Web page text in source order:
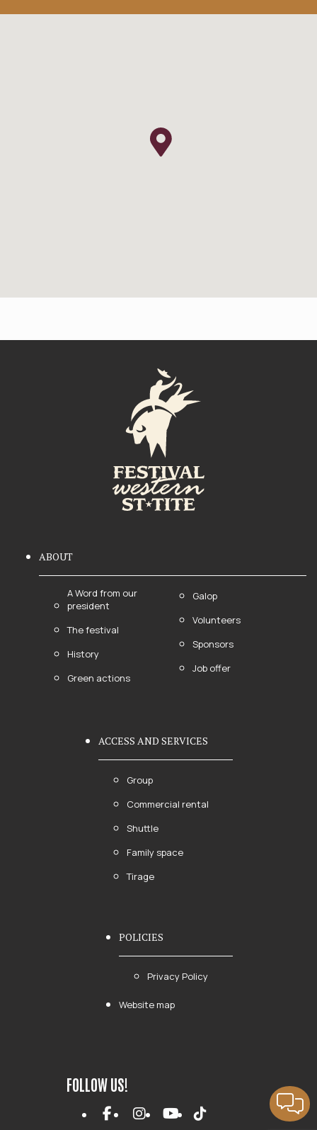
ABOUT
A Word from our
president
The festival
History
Green actions
Galop
Volunteers
Sponsors
Job offer
ACCESS AND SERVICES
Group
Commercial rental
Shuttle
Family space
Tirage
POLICIES
Privacy Policy
Website map
FOLLOW US!